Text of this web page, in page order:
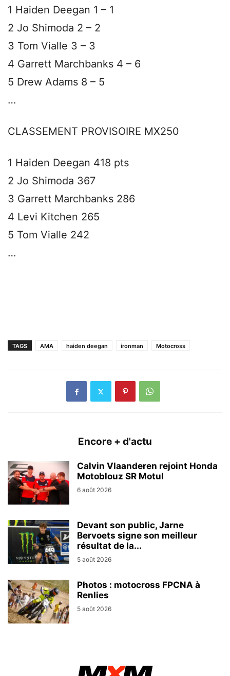
1 Haiden Deegan 1 – 1
2 Jo Shimoda 2 – 2
3 Tom Vialle 3 – 3
4 Garrett Marchbanks 4 – 6
5 Drew Adams 8 – 5
…
CLASSEMENT PROVISOIRE MX250
1 Haiden Deegan 418 pts
2 Jo Shimoda 367
3 Garrett Marchbanks 286
4 Levi Kitchen 265
5 Tom Vialle 242
…
TAGS AMA haiden deegan ironman Motocross
Encore + d'actu
Calvin Vlaanderen rejoint Honda
Motoblouz SR Motul
6 août 2026
Devant son public, Jarne
Bervoets signe son meilleur
résultat de la...
5 août 2026
Photos : motocross FPCNA à
Renlies
5 août 2026